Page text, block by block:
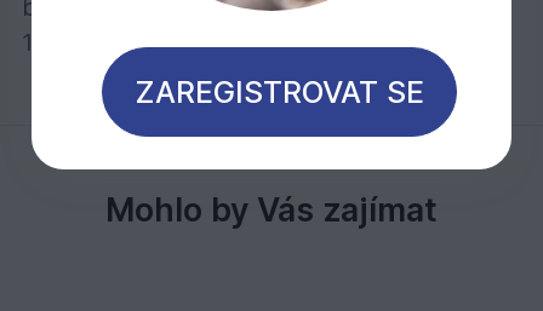
bez obrušování!
1 litr stačí při jednom nátěru na cca 24 m2
Mohlo by Vás zajímat
ZAREGISTROVAT SE